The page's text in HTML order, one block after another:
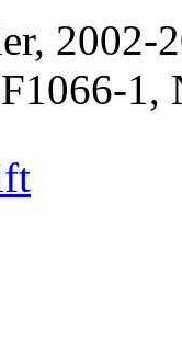
2002-
1,